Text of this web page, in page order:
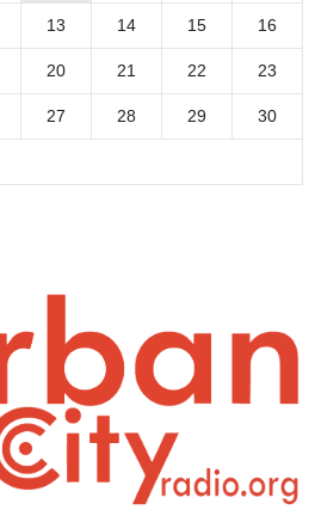
13 14 15 16
20 21 22 23
27 28 29 30